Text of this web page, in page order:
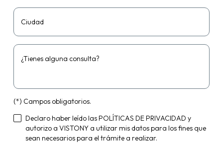
Ciudad
¿Tienes alguna consulta?
(*) Campos obligatorios.
Declaro haber leído lasPOLÍTICAS DE PRIVACIDAD y
autorizo a VISTONY a utilizar mis datos para los fines que
sean necesarios para el trámite a realizar.